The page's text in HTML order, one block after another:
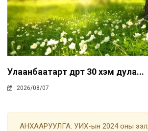
Улаанбаатарт өдөртөө 30 хэм дула...
2026/08/07
АНХААРУУЛГА: УИХ-ын 2024 оны